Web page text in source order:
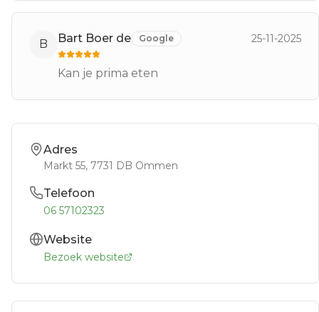
B Bart Boer de Google 25-11-2025
Kan je prima eten
Adres
Markt 55, 7731 DB Ommen
Telefoon
06 57102323
Website
Bezoek website